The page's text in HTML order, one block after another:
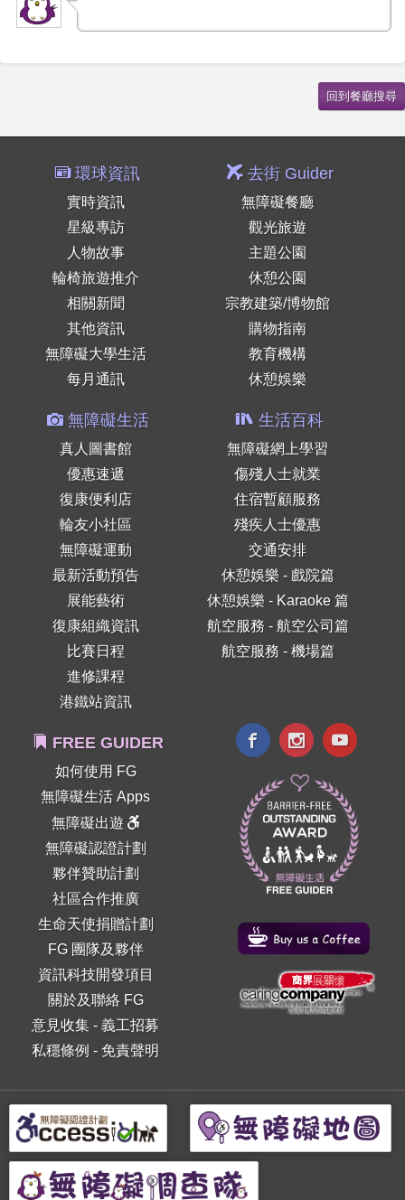
環球資訊
實時資訊
星級專訪
人物故事
輪椅旅遊推介
相關新聞
其他資訊
無障礙大學生活
每月通訊
去街 Guider
無障礙餐廳
觀光旅遊
主題公園
休憩公園
宗教建築/博物館
購物指南
教育機構
休憩娛樂
無障礙生活
真人圖書館
優惠速遞
復康便利店
輪友小社區
無障礙運動
最新活動預告
展能藝術
復康組織資訊
比賽日程
進修課程
港鐵站資訊
生活百科
無障礙網上學習
傷殘人士就業
住宿暫顧服務
殘疾人士優惠
交通安排
休憩娛樂 - 戲院篇
休憩娛樂 - Karaoke 篇
航空服務 - 航空公司篇
航空服務 - 機場篇
FREE GUIDER
如何使用 FG
無障礙生活 Apps
無障礙出遊
無障礙認證計劃
夥伴贊助計劃
社區合作推廣
生命天使捐贈計劃
FG 團隊及夥伴
資訊科技開發項目
關於及聯絡 FG
意見收集 -義工招募
私穩條例 - 免責聲明